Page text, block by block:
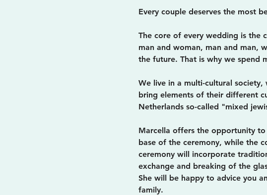
Every couple deserves the most
The core of every wedding is the
man and woman, man and man,
the future. That is why we spend
We live in a multi-cultural
bring elements of their different
Netherlands so-called "mixed
Marcella offers the opportunity to
base of the ceremony, while the
ceremony will incorporate
exchange and breaking of the
She will be happy to advice you
family.